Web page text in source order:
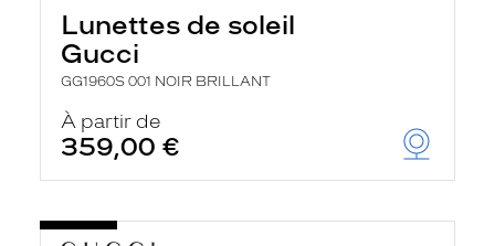
Lunettes de soleil
Gucci
GG1960S 001 NOIR BRILLANT
À partir de
359,00 €